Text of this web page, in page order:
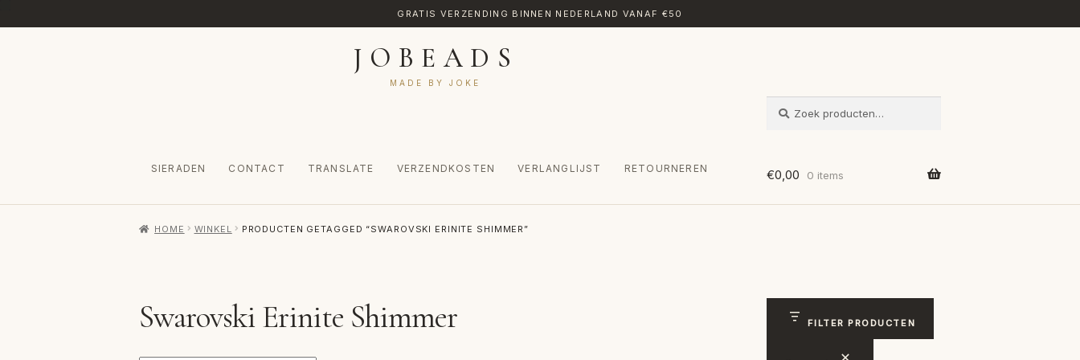
GRATIS VERZENDING BINNEN NEDERLAND VANAF €50
JOBEADS
MADE BY JOKE
naar:
SIERADEN CONTACT TRANSLATE VERZENDKOSTEN VERLANGLIJST RETOURNEREN
HOMEAFREKENEN CATEGORIES CONTACT MIJN ACCOUNT RETOURNEREN TRANSLATE VERLANGLIJST
€0,00 0 items
HOME WINKEL PRODUCTEN GETAGGED “SWAROVSKI ERINITE SHIMMER”
Swarovski Erinite Shimmer FILTER PRODUCTEN